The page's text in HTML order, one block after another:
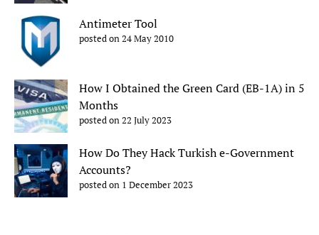
Antimeter Tool
posted on 24 May 2010
How I Obtained the Green Card (EB-1A) in 5
Months
posted on 22 July 2023
How Do They Hack Turkish e-Government
Accounts?
posted on 1 December 2023